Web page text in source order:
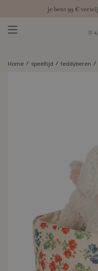
content
je bent99 €
Home / speeltijd / teddyberen /